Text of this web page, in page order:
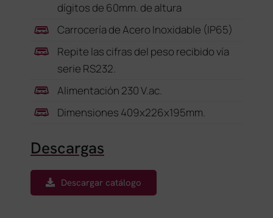
dígitos de 60mm. de altura
Carrocería de Acero Inoxidable (IP65)
Repite las cifras del peso recibido vía
serie RS232.
Alimentación 230 V.ac.
Dimensiones 409x226x195mm.
Descargas
Descargar catálogo